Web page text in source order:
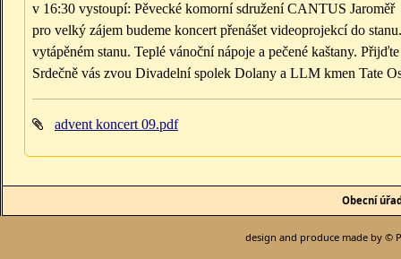
v 16:30 vystoupí: Pěvecké komorní sdružení CANTUS Jaroměř
pro velký zájem budeme koncert přenášet videoprojekcí do
vytápěném stanu. Teplé vánoční nápoje a pečené kaštany.
Srdečně vás zvou Divadelní spolek Dolany a LLM kmen Tate
advent koncert 09.pdf
Obecní
design and produce made by ©